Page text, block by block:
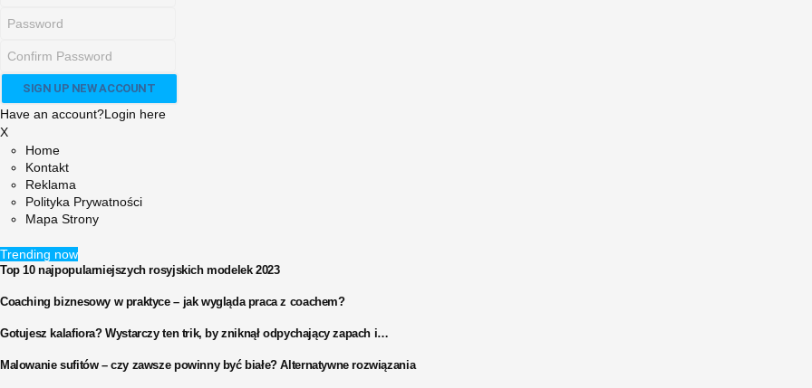
Have an account?Login here
X
Home
Kontakt
Reklama
Polityka Prywatności
Mapa Strony
Trending now
Top 10 najpopularniejszych rosyjskich modelek 2023
Coaching biznesowy w praktyce – jak wygląda praca z coachem?
Gotujesz kalafiora? Wystarczy ten trik, by zniknął odpychający zapach i…
Malowanie sufitów – czy zawsze powinny być białe? Alternatywne rozwiązania